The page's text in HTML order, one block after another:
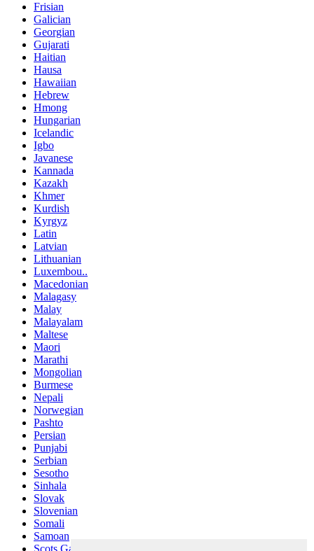
Frisian
Galician
Georgian
Gujarati
Haitian
Hausa
Hawaiian
Hebrew
Hmong
Hungarian
Icelandic
Igbo
Javanese
Kannada
Kazakh
Khmer
Kurdish
Kyrgyz
Latin
Latvian
Lithuanian
Luxembou..
Macedonian
Malagasy
Malay
Malayalam
Maltese
Maori
Marathi
Mongolian
Burmese
Nepali
Norwegian
Pashto
Persian
Punjabi
Serbian
Sesotho
Sinhala
Slovak
Slovenian
Somali
Samoan